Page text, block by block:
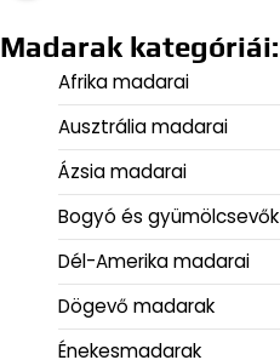
Madarak kategóriái:
Afrika madarai
Ausztrália madarai
Ázsia madarai
Bogyó és gyümölcsevők
Dél-Amerika madarai
Dögevő madarak
Énekesmadarak